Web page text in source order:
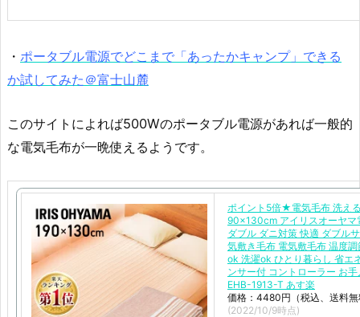
・ ポータブル電源でどこまで「あったかキャンプ」できる
か試してみた＠富士山麓
このサイトによれば500Wのポータブル電源があれば一般的
な電気毛布が一晩使えるようです。
ポイント5倍★電気毛布 洗え
90×130cm アイリスオーヤマ
ダブル ダニ対策 快適 ダブル
気敷き毛布 電気敷毛布 温度
ok 洗濯ok ひとり暮らし 省エ
ンサー付 コントローラー お
EHB-1913-T あす楽
価格：4480円（税込、送料
(2022/10/9時点)